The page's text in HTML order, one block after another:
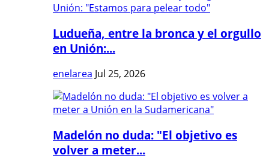
Ludueña, entre la bronca y el orgullo
en Unión:...
enelarea Jul 25, 2026
Madelón no duda: "El objetivo es
volver a meter...